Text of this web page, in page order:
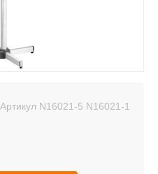
Артикул N16021-5 N16021-1